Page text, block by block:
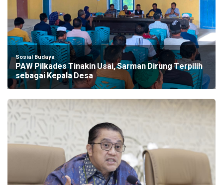
Sosial Budaya
PAW Pilkades Tinakin Usai, Sarman Dirung Terpilih
sebagai Kepala Desa